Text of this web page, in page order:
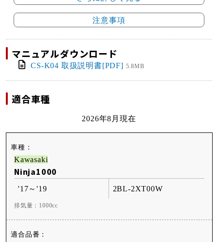
注意事項
マニュアルダウンロード
CS-K04 取扱説明書[PDF] 5.8MB
適合車種
2026年8月現在
Kawasaki
Ninja1000
'17～'19 2BL-2XT00W
排気量：1000cc